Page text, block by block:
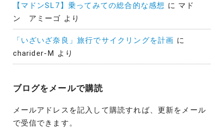
【マドンSL7】乗ってみての総合的な感想 に マド
ン アミーゴ より
「いざいざ奈良」旅行でサイクリングを計画 に
charider-M より
ブログをメールで購読
メールアドレスを記入して購読すれば、更新をメール
で受信できます。